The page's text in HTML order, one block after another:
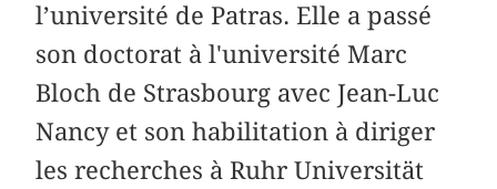
l’université de Patras. Elle a passé
son doctorat à l'université Marc
Bloch de Strasbourg avec Jean-Luc
Nancy et son habilitation à diriger
les recherches à Ruhr Universität